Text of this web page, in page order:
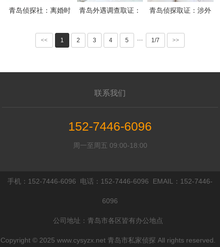
青岛侦探社：离婚时
错方
青岛外遇调查取证：
青岛侦探取证：涉外
<< 1 2 3 4 5 ··· 1/7 >>
联系我们
152-7446-6096
周一至周五 09:00-18:00
手机：152-7446-6096 电话：152-7446-6096 EMAIL：152-7446-
6096
公司地址：青岛市各区皆有办公地点
Copyright © 2025 www.cysyzx.net 青岛市私家侦探 All rights reserved.